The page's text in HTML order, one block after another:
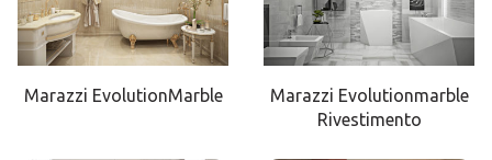
Marazzi EvolutionMarble
Marazzi Evolutionmarble
Rivestimento